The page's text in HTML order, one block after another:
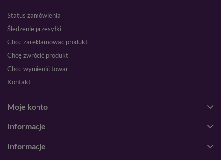
Status zamówienia
Śledzenie przesyłki
Chcę zareklamować produkt
Chcę zwrócić produkt
Chcę wymienić towar
Kontakt
Moje konto
Informacje
Informacje